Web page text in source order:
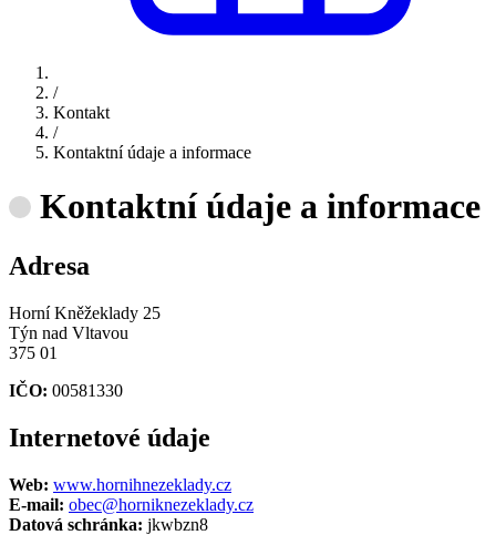
/
Kontakt
/
Kontaktní údaje a informace
Kontaktní údaje a informace
Adresa
Horní Kněžeklady 25
Týn nad Vltavou
375 01
IČO: 00581330
Internetové údaje
Web: www.hornihnezeklady.cz
E-mail: obec@horniknezeklady.cz
Datová schránka: jkwbzn8